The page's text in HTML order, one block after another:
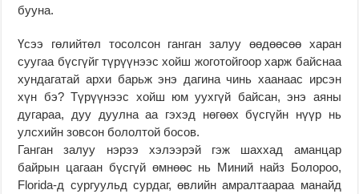
бууна.
Үсээ гөлийтөл тосолсон ганган залуу өөдөөсөө харан
суугаа бүсгүйг түрүүнээс хойш жоготойгоор харж байснаа
хундагатай архи барьж энэ дагина чинь хаанаас ирсэн
хүн бэ? Түрүүнээс хойш юм уухгүй байсан, энэ аяны
дугараа, дуу дуулна аа гэхэд нөгөөх бүсгүйн нүүр нь
улсхийн зовсон бололтой босов.
Ганган залуу нэрээ хэлээрэй гэж шаххад аманцар
байрын цагаан бүсгүй өмнөөс нь Миний найз Болороо,
Florida-д сургуульд сурдаг, өвлийн амралтаараа манайд